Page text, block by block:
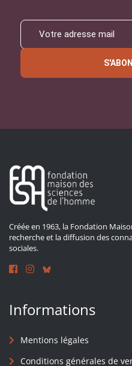
Créée en 1963, la Fondation
recherche et la diffusion des
sociales.
Informations
Mentions légales
Conditions générales de